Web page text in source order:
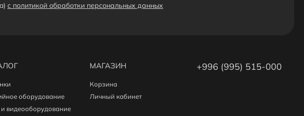
с политикой обработки персональных данных
оборудование
видеооборудование
МАГАЗИН
Корзина
Личный кабинет
+996 (995) 515-000